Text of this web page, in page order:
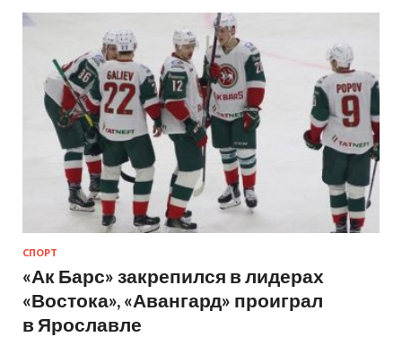
СПОРТ
«Ак Барс» закрепился в лидерах
«Востока», «Авангард» проиграл
в Ярославле